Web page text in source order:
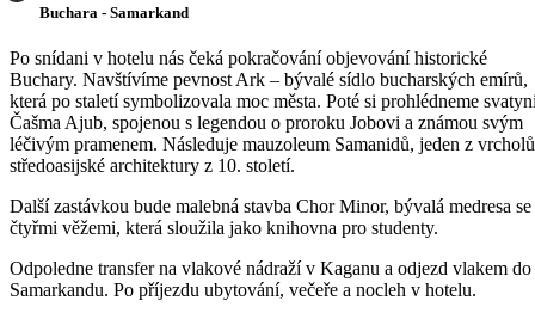
Buchara - Samarkand
Po snídani v hotelu nás čeká pokračování objevování historické
Buchary. Navštívíme pevnost Ark – bývalé sídlo bucharských emírů,
která po staletí symbolizovala moc města. Poté si prohlédneme
Čašma Ajub, spojenou s legendou o proroku Jobovi a známou svým
léčivým pramenem. Následuje mauzoleum Samanidů, jeden z vrcholů
středoasijské architektury z 10. století.
Další zastávkou bude malebná stavba Chor Minor, bývalá medresa se
čtyřmi věžemi, která sloužila jako knihovna pro studenty.
Odpoledne transfer na vlakové nádraží v Kaganu a odjezd vlakem do
Samarkandu. Po příjezdu ubytování, večeře a nocleh v hotelu.